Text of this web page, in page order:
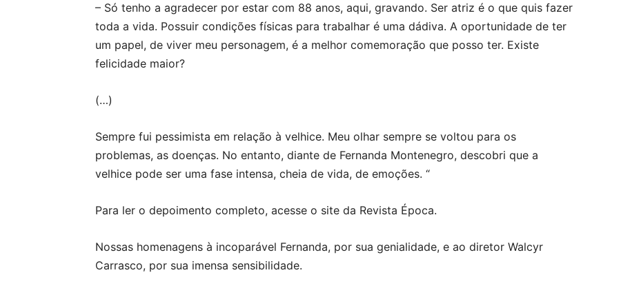
– Só tenho a agradecer por estar com 88 anos, aqui, gravando. Ser atriz é o que quis fazer
toda a vida. Possuir condições físicas para trabalhar é uma dádiva. A oportunidade de ter
um papel, de viver meu personagem, é a melhor comemoração que posso ter. Existe
felicidade maior?
(…)
Sempre fui pessimista em relação à velhice. Meu olhar sempre se voltou para os
problemas, as doenças. No entanto, diante de Fernanda Montenegro, descobri que a
velhice pode ser uma fase intensa, cheia de vida, de emoções. “
Para ler o depoimento completo, acesse o site da Revista Época.
Nossas homenagens à incoparável Fernanda, por sua genialidade, e ao diretor Walcyr
Carrasco, por sua imensa sensibilidade.